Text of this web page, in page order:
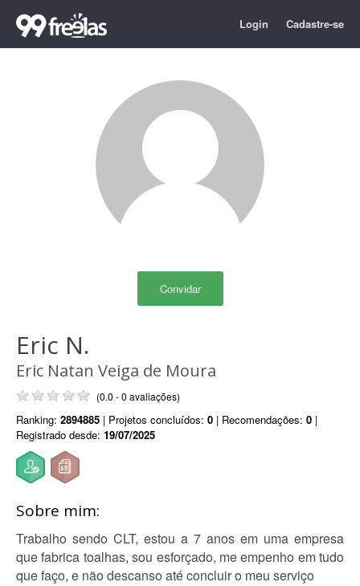
Login Cadastre-se
Convidar
Eric N.
Eric Natan Veiga de Moura
(0.0 - 0 avaliações)
Ranking: 2894885 | Projetos concluídos: 0 | Recomendações: 0 |
Registrado desde: 19/07/2025
Sobre mim:
Trabalho sendo CLT, estou a 7 anos em uma empresa
que fabrica toalhas, sou esforçado, me empenho em tudo
que faço, e não descanso até concluir o meu serviço